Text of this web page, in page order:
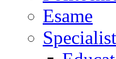
Esame